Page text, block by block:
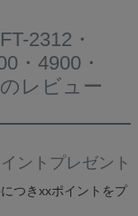
2312・
・4900・
レビュー
ントプレゼント
つきxxポイントをプ